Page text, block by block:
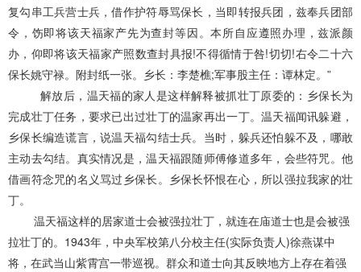
复勾串工兵营士兵，借作护符辱骂保长，当即转报兵团，兹奉兵团部
令，饬即将该天福家产先为查封等因。本所自应遵照办理，兹派颜
办，仰即将该天福家产照数查封具报!不得循情于咎!切切!右令二十六
保长姚守禄。附封纸一张。乡长：李楚樵;军事股主任：谭林定。”
解放后，温天福的家人是这样解释被抓壮丁原委的：乡保长为
完成壮丁任务，要求已出过壮丁的温家再出一丁。温天福闻讯躲避，
乡保长编造谎言，说温天福勾结士兵。当时，躲兵还怕躲不及，哪敢
主动去勾结。真实情况是，温天福跟随师傅修道多年，会些符咒。他
借画符念咒的名义骂过乡保长。乡保长怀恨在心，所以强拉我家的壮
丁。
温天福这样的居家道士会被强拉壮丁，就连在庙道士也是会被强
拉壮丁的。1943年，中央军校第八分校主任(实际负责人)徐燕谋中
将，在武当山紫霄宫一带巡视。群众和道士向其反映地方上存在着强